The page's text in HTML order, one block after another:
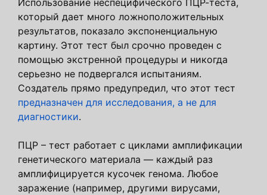
который дает много ложноположительных
результатов, показало экспоненциальную
картину. Этот тест был срочно проведен с
помощью экстренной процедуры и никогда
серьезно не подвергался испытаниям.
Создатель прямо предупредил, что этот тест
предназначен для исследования, а не для
диагностики.
ПЦР – тест работает с циклами амплификации
генетического материала — каждый раз
амплифицируется кусочек генома. Любое
заражение (например, другими вирусами,